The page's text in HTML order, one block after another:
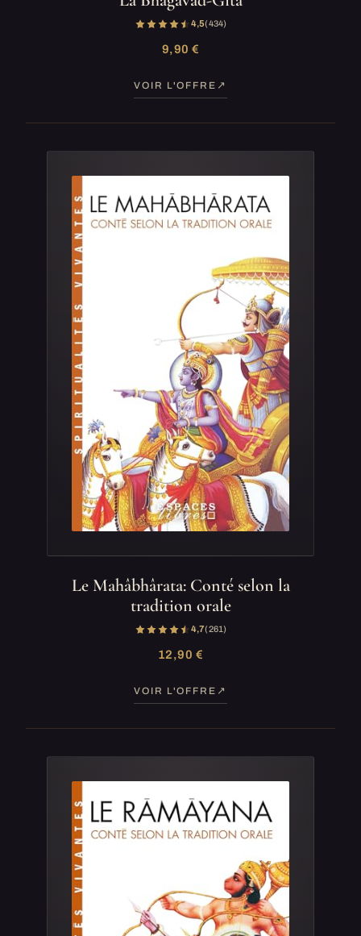
4,5(434)
9,90 €
VOIR L'OFFRE
Le Mahâbhârata: Conté selon la
tradition orale
4,7(261)
12,90 €
VOIR L'OFFRE